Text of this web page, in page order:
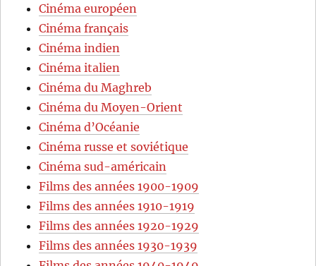
Cinéma européen
Cinéma français
Cinéma indien
Cinéma italien
Cinéma du Maghreb
Cinéma du Moyen-Orient
Cinéma d’Océanie
Cinéma russe et soviétique
Cinéma sud-américain
Films des années 1900-1909
Films des années 1910-1919
Films des années 1920-1929
Films des années 1930-1939